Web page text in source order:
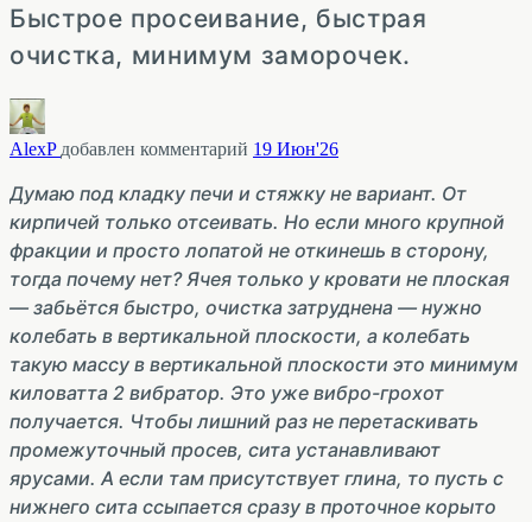
Быстрое просеивание, быстрая
очистка, минимум заморочек.
AlexP добавлен комментарий 19 Июн'26
Думаю под кладку печи и стяжку не вариант. От
кирпичей только отсеивать. Но если много крупной
фракции и просто лопатой не откинешь в сторону,
тогда почему нет? Ячея только у кровати не плоская
— забьётся быстро, очистка затруднена — нужно
колебать в вертикальной плоскости, а колебать
такую массу в вертикальной плоскости это минимум
киловатта 2 вибратор. Это уже вибро-грохот
получается. Чтобы лишний раз не перетаскивать
промежуточный просев, сита устанавливают
ярусами. А если там присутствует глина, то пусть с
нижнего сита ссыпается сразу в проточное корыто